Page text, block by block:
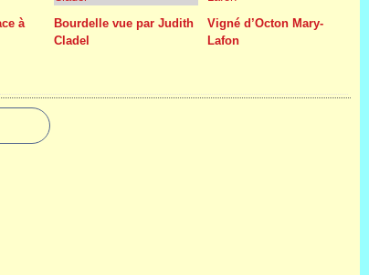
à
Bourdelle vue par Judith
Cladel
Vigné d’Octon Mary-
Lafon